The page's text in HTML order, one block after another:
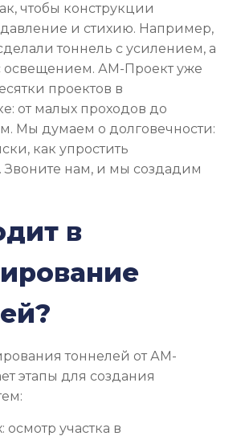
чтобы конструкции
и стихию. Например,
тоннель с усилением, а
освещением. АМ-Проект уже
проектов в
от малых проходов до
Мы думаем о долговечности:
как упростить
Звоните нам, и мы создадим
в
тоннелей от АМ-
этапы для создания
осмотр участка в